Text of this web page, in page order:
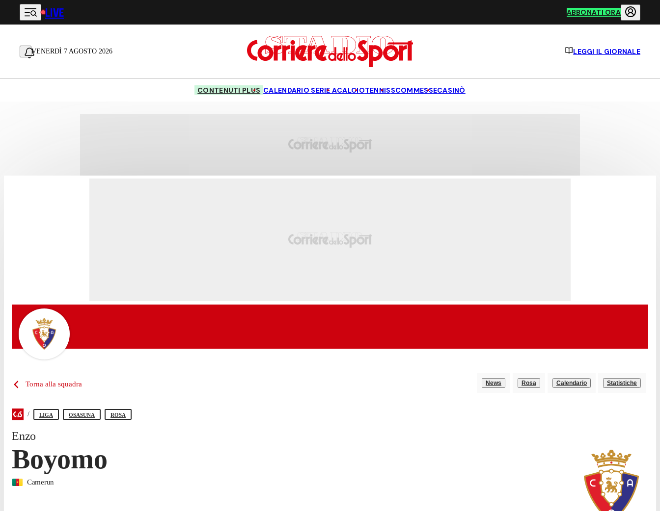
Vai al contenuto principale
LIVE ABBONATI ORA
VENERDÌ 7 AGOSTO 2026 LEGGI IL GIORNALE
CONTENUTI PLUS CALENDARIO SERIE ACALCIOTENNISSCOMMESSECASINÒ
Torna alla squadra News Rosa Calendario Statistiche
LIGA OSASUNA ROSA
Enzo
Boyomo
Camerun